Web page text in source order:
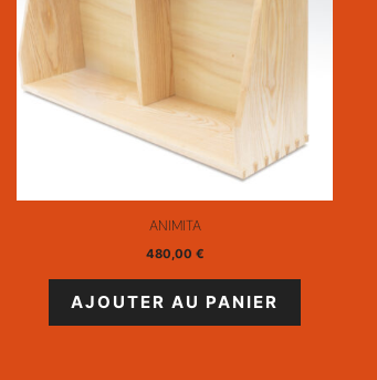
ANIMITA
480,00 €
AJOUTER AU PANIER